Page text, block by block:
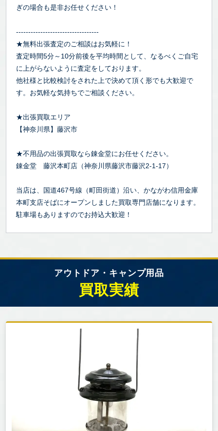
ぎの場合も是非お任せください！
----------------------------------
★無料出張査定のご相談はお気軽に！
査定時間5分～10分前後を平均時間として、なるべくご自宅
に上がらないように査定をしております。
他社様と比較検討をされた上で決めて頂く形でも大歓迎で
す。お気軽な気持ちでご相談ください。
★出張買取エリア
【神奈川県】藤沢市
★不用品の出張買取なら錬金堂にお任せください。
錬金堂 藤沢本町店（神奈川県藤沢市藤沢2-1-17）
当店は、国道467号線（町田街道）沿い、かながわ信用金庫
本町支店そばにオープンしました買取専門店舗になります。
駐車場もありますのでお持込大歓迎！
アウトドア・キャンプ用品
買取実績